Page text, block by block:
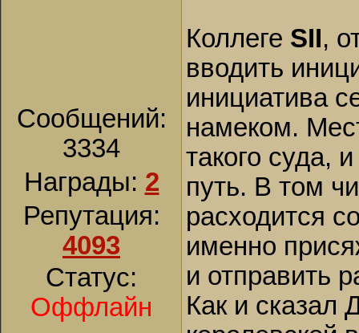
Сообщений:
3334
Награды: 2
Репутация:
4093
Статус:
Оффлайн
Коллеге SII,
вводить
инициатива
намеком.
такого суда,
путь. В том
расходится
именно
и отправить
Как и сказал